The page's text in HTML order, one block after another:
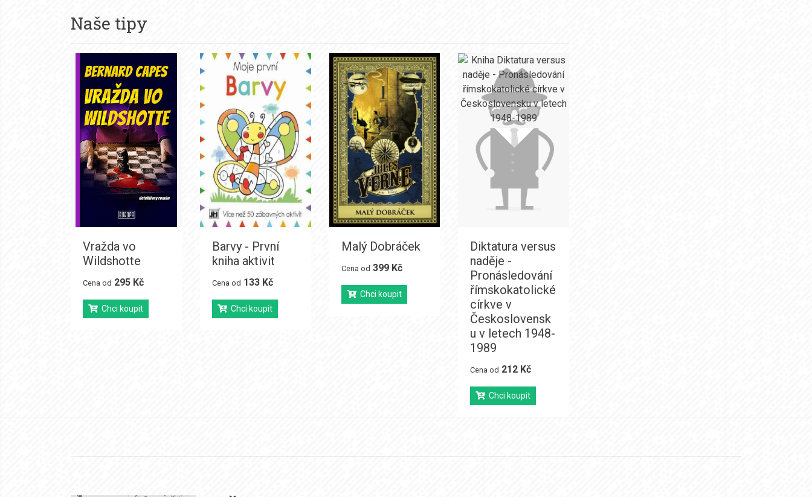
Naše tipy
Vražda vo
Wildshotte
Cena od 295 Kč
Chci koupit
Barvy - První
kniha aktivit
Cena od 133 Kč
Chci koupit
Malý Dobráček
Cena od 399 Kč
Chci koupit
Diktatura versus
naděje -
Pronásledování
římskokatolické
církve v
Československ
u v letech 1948-
1989
Cena od 212 Kč
Chci koupit